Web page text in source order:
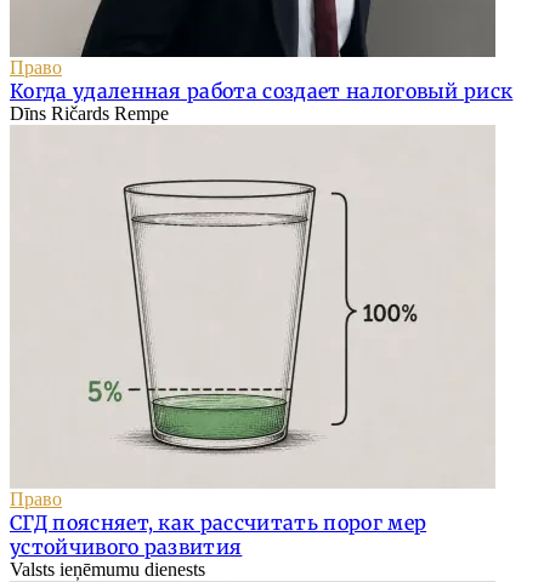
Право
Когда удаленная работа создает налоговый риск
Dīns Ričards Rempe
Право
СГД поясняет, как рассчитать порог мер
устойчивого развития
Valsts ieņēmumu dienests